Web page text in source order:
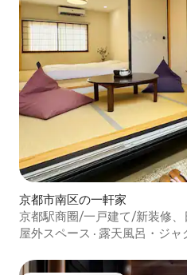
京都市南区の一軒家
京都駅商圈/一戸建て/新装修、
屋外スペース · 露天風呂・ジャ